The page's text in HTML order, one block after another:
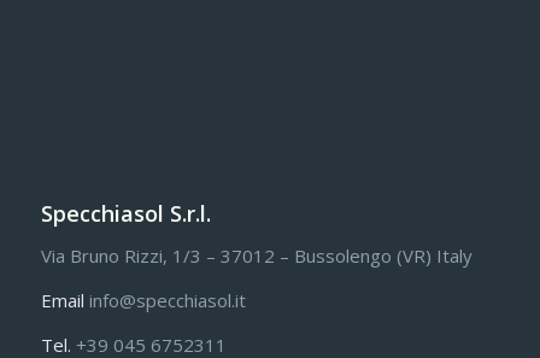
Specchiasol S.r.l.
Via Bruno Rizzi, 1/3 – 37012 – Bussolengo (VR) Italy
Email info@specchiasol.it
Tel. +39 045 6752311